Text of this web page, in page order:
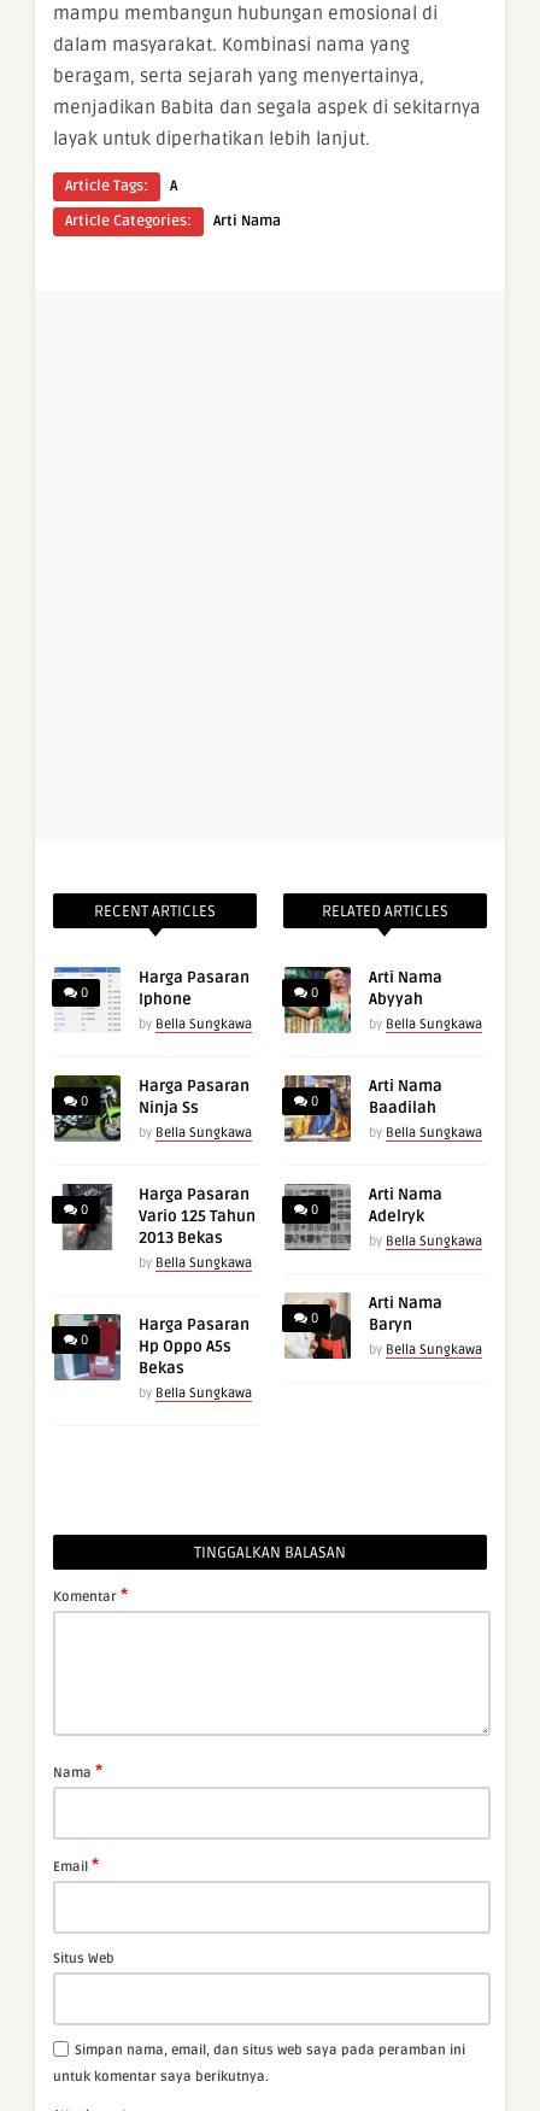
mampu membangun hubungan emosional di
dalam masyarakat. Kombinasi nama yang
beragam, serta sejarah yang menyertainya,
menjadikan Babita dan segala aspek di sekitarnya
layak untuk diperhatikan lebih lanjut.
Article Tags:
A
Article Categories:
Arti Nama
RECENT ARTICLES
0
Harga Pasaran
Iphone
by Bella Sungkawa
0
Harga Pasaran
Ninja Ss
by Bella Sungkawa
0
Harga Pasaran
Vario 125 Tahun
2013 Bekas
by Bella Sungkawa
0
Harga Pasaran
Hp Oppo A5s
Bekas
by Bella Sungkawa
RELATED ARTICLES
0
Arti Nama
Abyyah
by Bella Sungkawa
0
Arti Nama
Baadilah
by Bella Sungkawa
0
Arti Nama
Adelryk
by Bella Sungkawa
0
Arti Nama
Baryn
by Bella Sungkawa
TINGGALKAN BALASAN
Komentar *
Nama *
Email *
Situs Web
Simpan nama, email, dan situs web saya pada peramban ini
untuk komentar saya berikutnya.